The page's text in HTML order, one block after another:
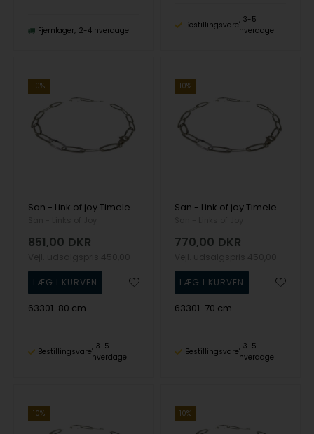
Fjernlager 2-4 hverdage
Bestillingsvare
3-5
hverdage
10%
San - Link of joy Timeless 925 Sterling Sølv kæde rillet, model 63301
851,00 DKR
63301-80 cm
Bestillingsvare
3-5
hverdage
10%
San - Link of joy Timeless 925 Sterling Sølv kæde rillet, model 63301
770,00 DKR
63301-70 cm
Bestillingsvare
3-5
hverdage
10% 10%